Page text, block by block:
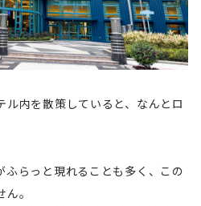
ル内を散策していると、なんとロ
ふらっと現れることも多く、この
。